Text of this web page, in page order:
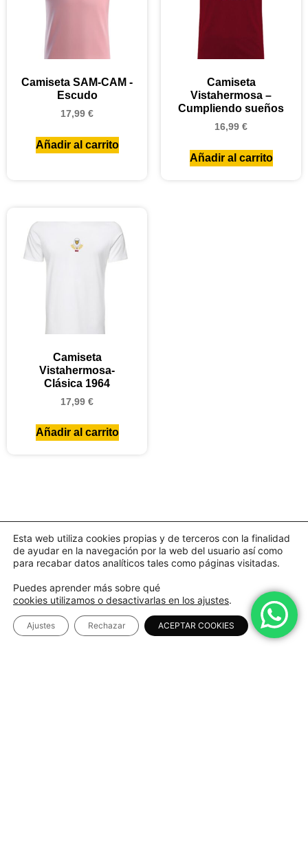
Camiseta SAM-CAM -
Escudo
17,99 €
Añadir al carrito
Camiseta
Vistahermosa –
Cumpliendo sueños
16,99 €
Añadir al carrito
Camiseta
Vistahermosa-
Clásica 1964
17,99 €
Añadir al carrito
Esta web utiliza cookies propias y de terceros con la finalidad
de ayudar en la navegación por la web del usuario así como
para recabar datos analíticos tales como páginas visitadas.
Puedes aprender más sobre qué
cookies utilizamos o desactivarlas en los ajustes.
ACEPTAR COOKIES
Rechazar
Ajustes